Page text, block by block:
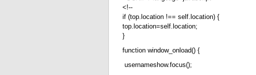
<!--
if (top.location !== self.location) {
top.location=self.location;
}
function window_onload() {
usernameshow.focus();